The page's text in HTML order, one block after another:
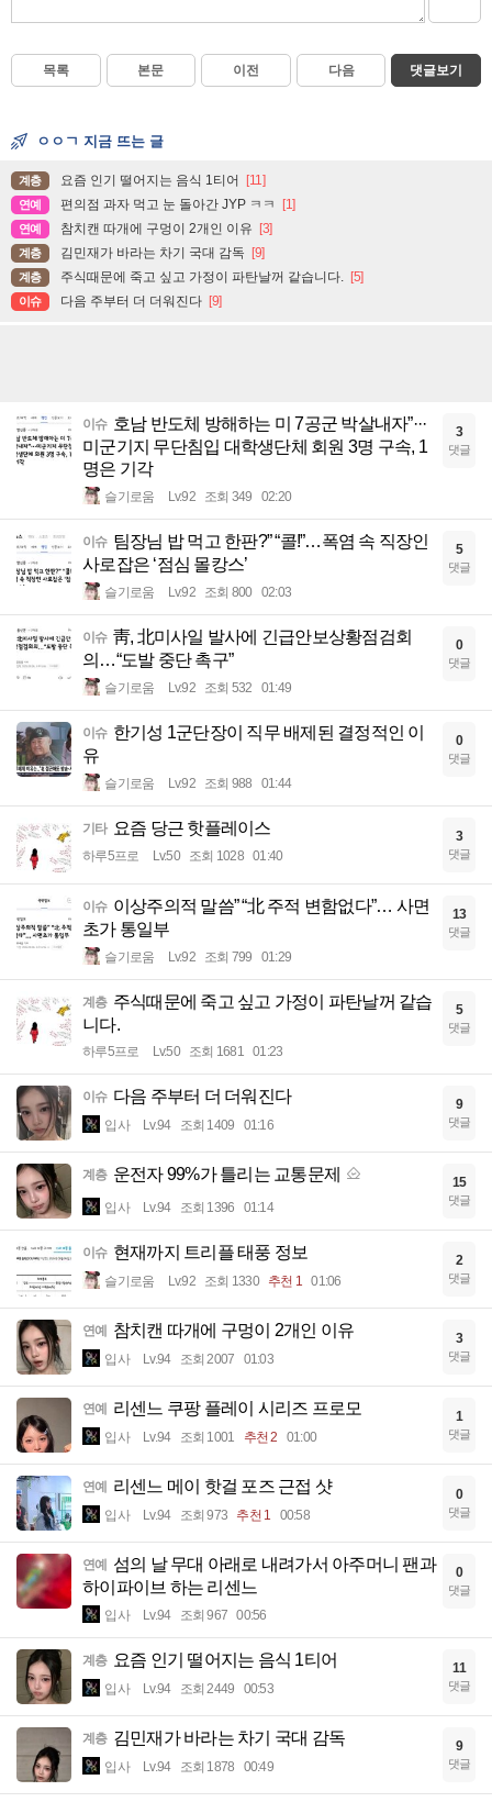
목록 본문 이전 다음 댓글보기
ㅇㅇㄱ 지금 뜨는 글
계층 요즘 인기 떨어지는 음식 1티어 [11]
연예 편의점 과자 먹고 눈 돌아간 JYP ㅋㅋ [1]
연예 참치캔 따개에 구멍이 2개인 이유 [3]
계층 김민재가 바라는 차기 국대 감독 [9]
계층 주식때문에 죽고 싶고 가정이 파탄날꺼 같습니다. [5]
이슈 다음 주부터 더 더워진다 [9]
이슈 호남 반도체 방해하는 미 7공군 박살내자”···
미군기지 무단침입 대학생단체 회원 3명 구속, 1
명은 기각
슬기로움 Lv.92 조회 349 02:20
3
댓글
이슈 팀장님 밥 먹고 한판?” “콜!”…폭염 속 직장인
사로잡은 ‘점심 몰캉스’
슬기로움 Lv.92 조회 800 02:03
5
댓글
이슈 靑, 北미사일 발사에 긴급안보상황점검회
의…“도발 중단 촉구”
슬기로움 Lv.92 조회 532 01:49
0
댓글
이슈 한기성 1군단장이 직무 배제된 결정적인 이
유
슬기로움 Lv.92 조회 988 01:44
0
댓글
기타 요즘 당근 핫플레이스
하루5프로 Lv.50 조회 1028 01:40
3
댓글
이슈 이상주의적 말씀” “北 주적 변함없다”… 사면
초가 통일부
슬기로움 Lv.92 조회 799 01:29
13
댓글
계층 주식때문에 죽고 싶고 가정이 파탄날꺼 같습
니다.
하루5프로 Lv.50 조회 1681 01:23
5
댓글
이슈 다음 주부터 더 더워진다
입사 Lv.94 조회 1409 01:16
9
댓글
계층 운전자 99%가 틀리는 교통문제
입사 Lv.94 조회 1396 01:14
15
댓글
이슈 현재까지 트리플 태풍 정보
슬기로움 Lv.92 조회 1330 추천 1 01:06
2
댓글
연예 참치캔 따개에 구멍이 2개인 이유
입사 Lv.94 조회 2007 01:03
3
댓글
연예 리센느 쿠팡 플레이 시리즈 프로모
입사 Lv.94 조회 1001 추천 2 01:00
1
댓글
연예 리센느 메이 핫걸 포즈 근접 샷
입사 Lv.94 조회 973 추천 1 00:58
0
댓글
연예
섬의 날 무대 아래로 내려가서 아주머니 팬과
하이파이브 하는 리센느
입사 Lv.94 조회 967 00:56
0
댓글
계층 요즘 인기 떨어지는 음식 1티어
입사 Lv.94 조회 2449 00:53
11
댓글
계층 김민재가 바라는 차기 국대 감독
입사 Lv.94 조회 1878 00:49
9
댓글